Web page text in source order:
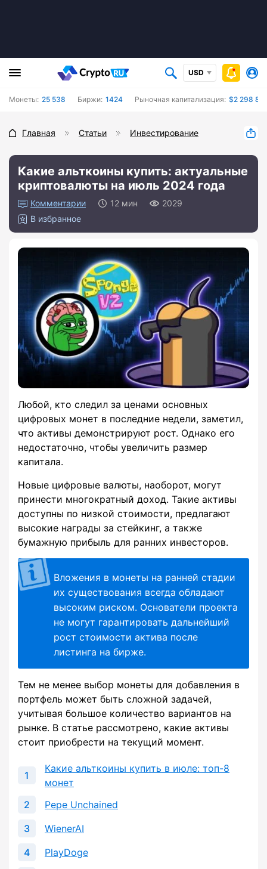
USD
Монеты: 25 538 Биржи: 1424 Рыночная капитализация: $2 298
Главная Статьи Инвестирование
Какие альткоины купить: актуальные
криптовалюты на июль 2024 года
0 12 мин
2029
В избранное
Любой, кто следил за ценами основных
цифровых монет в последние недели, заметил,
что активы демонстрируют рост. Однако его
недостаточно, чтобы увеличить размер
капитала.
Новые цифровые валюты, наоборот, могут
принести многократный доход. Такие активы
доступны по низкой стоимости, предлагают
высокие награды за стейкинг, а также
бумажную прибыль для ранних инвесторов.
Вложения в монеты на ранней стадии
их существования всегда обладают
высоким риском. Основатели проекта
не могут гарантировать дальнейший
рост стоимости актива после
листинга на бирже.
Тем не менее выбор монеты для добавления в
портфель может быть сложной задачей,
учитывая большое количество вариантов на
рынке. В статье рассмотрено, какие активы
стоит приобрести на текущий момент.
Какие альткоины купить в июле: топ-8
монет
Pepe Unchained
WienerAI
PlayDoge